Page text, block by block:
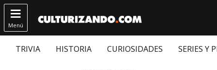

Menú
TRIVIA HISTORIA CURIOSIDADES SERIES Y